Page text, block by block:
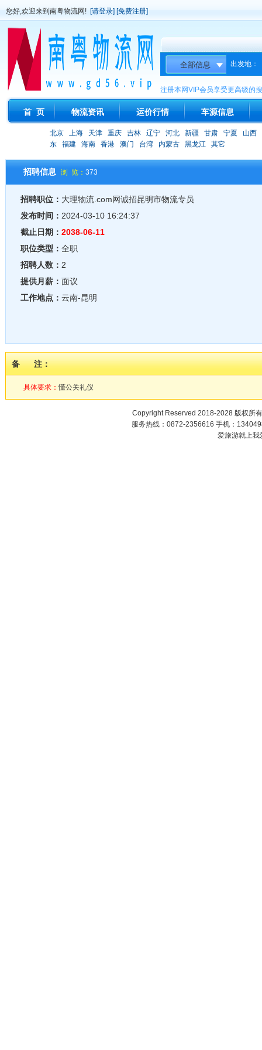
您好,欢迎来到南粤物流网! [请登录] [免费注册]
出发地：
注册本网VIP会员享受更高级的
首 页 物流资讯 运价行情 车源信息
北京 上海 天津 重庆 吉林 辽宁 河北 新疆 甘肃 宁夏
山西
东
福建 海南 香港 澳门 台湾 内蒙古 黑龙江 其它
招聘信息 浏 览： 373
招聘职位： 大理物流.com网诚招昆明市物流专员
发布时间： 2024-03-10 16:24:37
截止日期： 2038-06-11
职位类型： 全职
招聘人数： 2
提供月薪： 面议
工作地点： 云南-昆明
备 注：
具体要求：懂公关礼仪
Copyright Reserved 2018-2028 版权所
服务热线：0872-2356616 手机：
爱旅游就上我